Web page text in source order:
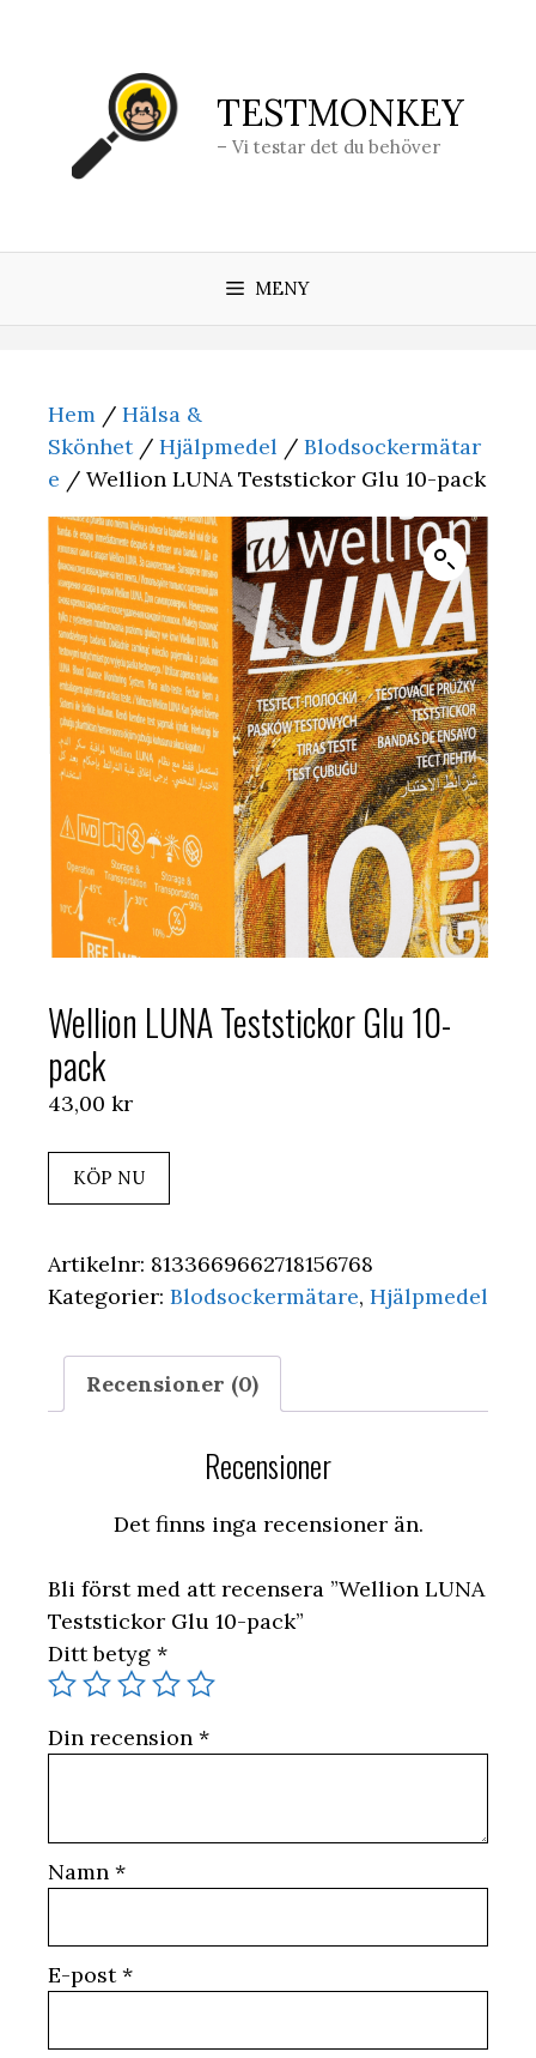
TESTMONKEY
– Vi testar det du behöver
MENY
Hem / Hälsa &
Skönhet/ Hjälpmedel / Blodsockermätar
e / Wellion LUNA Teststickor Glu 10-pack
Wellion LUNA Teststickor Glu 10-
pack
43,00 kr
KÖP NU
Artikelnr: 8133669662718156768
Kategorier: Blodsockermätare, Hjälpmedel
Recensioner (0)
Recensioner
Det finns inga recensioner än.
Bli först med att recensera ”Wellion LUNA
Teststickor Glu 10-pack”
Ditt betyg *
Din recension *
Namn *
E-post*